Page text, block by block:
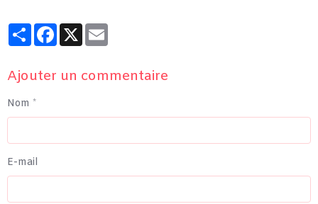
PartagerFacebook
X
Ajouter un commentaire
Nom
E-mail